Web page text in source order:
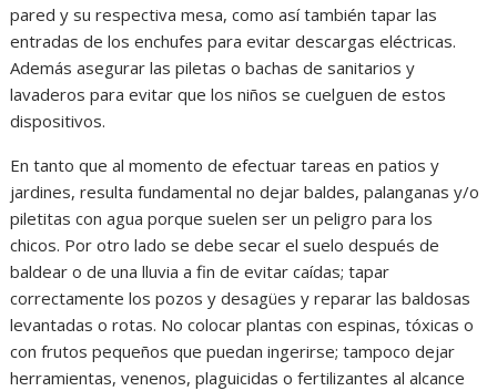
pared y su respectiva mesa, como así también tapar las
entradas de los enchufes para evitar descargas eléctricas.
Además asegurar las piletas o bachas de sanitarios y
lavaderos para evitar que los niños se cuelguen de estos
dispositivos.
En tanto que al momento de efectuar tareas en patios y
jardines, resulta fundamental no dejar baldes, palanganas y/o
piletitas con agua porque suelen ser un peligro para los
chicos. Por otro lado se debe secar el suelo después de
baldear o de una lluvia a fin de evitar caídas; tapar
correctamente los pozos y desagües y reparar las baldosas
levantadas o rotas. No colocar plantas con espinas, tóxicas o
con frutos pequeños que puedan ingerirse; tampoco dejar
herramientas, venenos, plaguicidas o fertilizantes al alcance